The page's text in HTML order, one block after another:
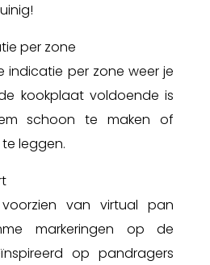
per zone
indicatie per zone weer je
kookplaat voldoende is
schoon te maken of
leggen.
van virtual pan
markeringen op de
op pandragers